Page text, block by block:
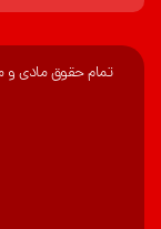
تمام حقوق مادی و